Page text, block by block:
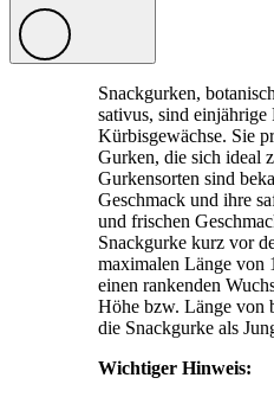
Snackgurken,
sativus, sind einjährige
Kürbisgewächse. Sie
Gurken, die sich ideal
Gurkensorten sind
Geschmack und ihre
und frischen
Snackgurke kurz vor
maximalen Länge von
einen rankenden
Höhe bzw. Länge von
die Snackgurke als
Wichtiger Hinweis: